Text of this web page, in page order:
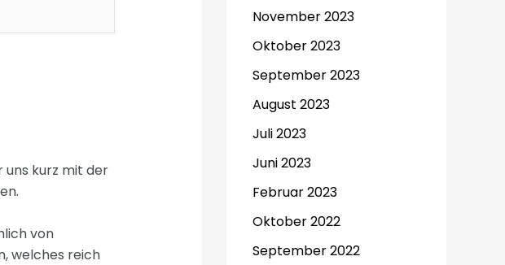
uns kurz mit der
von
welches reich
November 2023
Oktober 2023
September 2023
August 2023
Juli 2023
Juni 2023
Februar 2023
Oktober 2022
September 2022